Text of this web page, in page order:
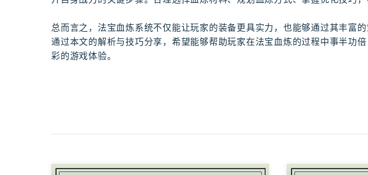
总而言之，法宝血炼系统不仅能让玩家的装备更具实力，也能够通过其丰富的
通过本文的解析与技巧分享，希望能够帮助玩家在法宝血炼的过程中事半功
彩的游戏体验。